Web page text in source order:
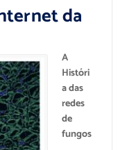
da
A
Históri
a das
redes
de
fungos